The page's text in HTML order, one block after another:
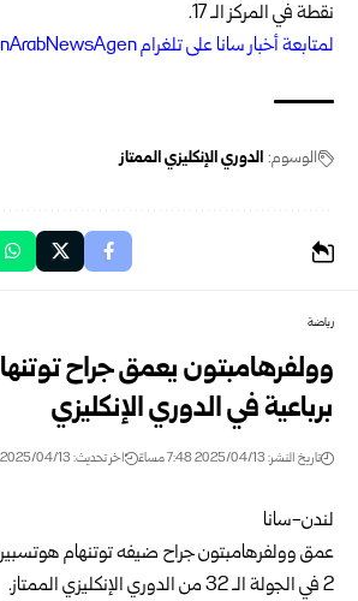
نقطة في المركز الـ 17.
لمتابعة أخبار سانا على تلغرام https://t.me/SyrianArabNewsAgen
الوسوم: الدوري الإنكليزي الممتاز
رياضة
وولفرهامبتون يعمق جراح
برباعية في الدوري الإنكليزي
تاريخ النشر: 2025/04/13 7:48 مساءً اخر تحديث: 2025/04/13 7:48 مساءً
لندن-سانا
عمق وولفرهامبتون جراح ضيفه توتنهام
2 في الجولة الـ 32 من الدوري الإنكليزي الممتاز.